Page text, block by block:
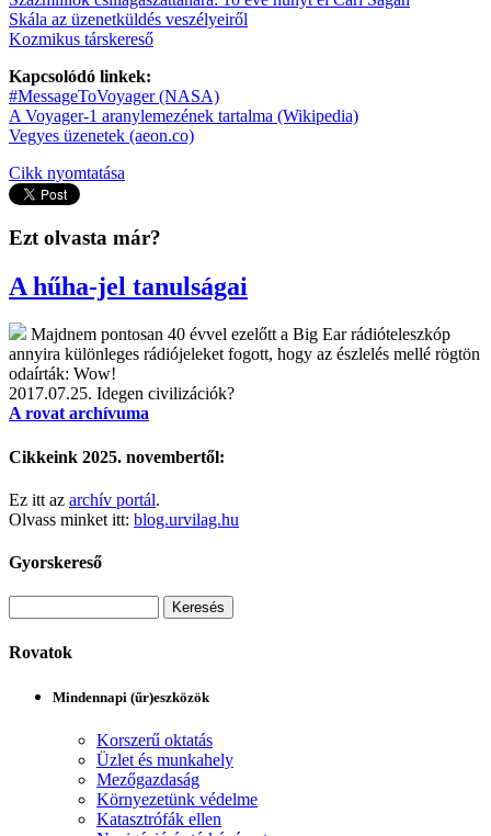
Skála az üzenetküldés veszélyeiről
Kozmikus társkereső
Kapcsolódó linkek:
#MessageToVoyager (NASA)
A Voyager-1 aranylemezének tartalma (Wikipedia)
Vegyes üzenetek (aeon.co)
Cikk nyomtatása
Ezt olvasta már?
A hűha-jel tanulságai
Majdnem pontosan 40 évvel ezelőtt a Big Ear rádióteleszkóp
annyira különleges rádiójeleket fogott, hogy az észlelés mellé rögtön
odaírták: Wow!
2017.07.25. Idegen civilizációk?
A rovat archívuma
Cikkeink 2025. novembertől:
Ez itt az archív portál.
Olvass minket itt: blog.urvilag.hu
Gyorskereső
Rovatok
Mindennapi (űr)eszközök
Korszerű oktatás
Üzlet és munkahely
Mezőgazdaság
Környezetünk védelme
Katasztrófák ellen